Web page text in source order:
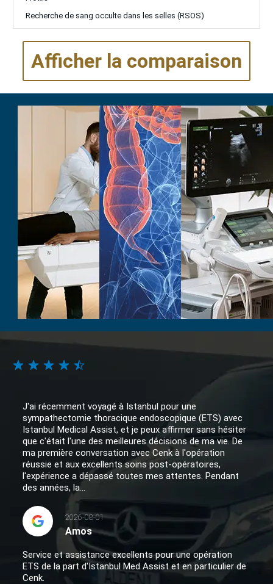
Recherche de sang occulte dans les selles (RSOS)
Afficher la comparaison
J'ai récemment voyagé à Istanbul pour une
sympathectomie thoracique endoscopique (ETS) avec
Istanbul Medical Assist, et je peux affirmer sans hésiter
que c'était l'une des meilleures décisions de ma vie. De
ma première conversation avec Cenk à l'opération
réussie et aux excellents soins post-opératoires,
l'expérience a dépassé toutes mes attentes. Pendant
des années, la...
2026-08-01
Amos
Service et assistance excellents pour une opération
ETS de la part d'Istanbul Med Assist et en particulier de
Cenk.